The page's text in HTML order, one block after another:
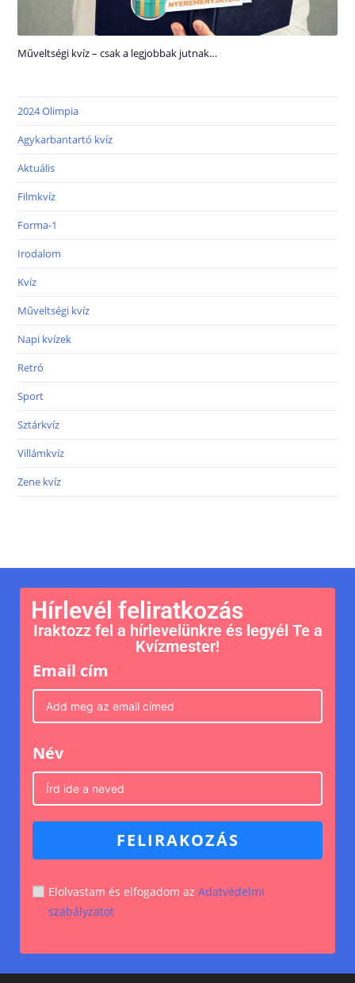
Műveltségi kvíz – csak a legjobbak jutnak…
2024 Olimpia
Agykarbantartó kvíz
Aktuális
Filmkvíz
Forma-1
Irodalom
Kvíz
Műveltségi kvíz
Napi kvízek
Retró
Sport
Sztárkvíz
Villámkvíz
Zene kvíz
Hírlevél feliratkozás
Iraktozz fel a hírlevelünkre és legyél Te a
Kvízmester!
Email cím
Név
FELIRAKOZÁS
Elolvastam és elfogadom az Adatvédelmi
szabályzatot